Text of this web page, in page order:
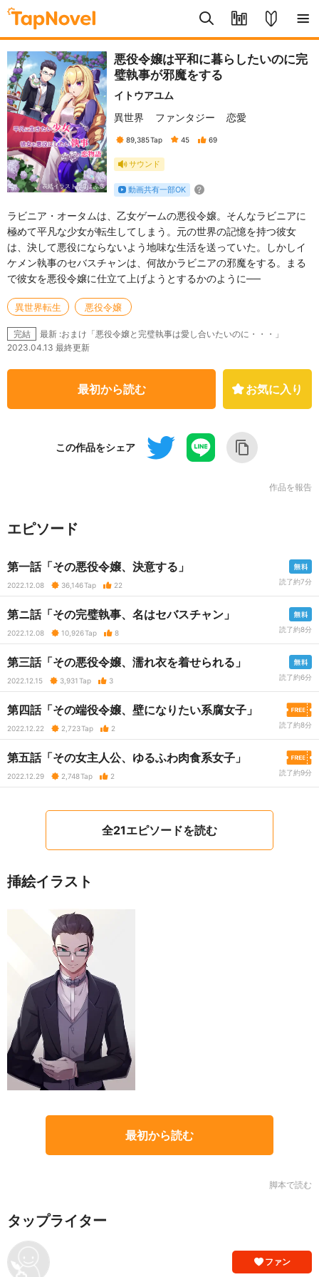
表紙イラスト：りょふ彦
悪役令嬢は平和に暮らしたいのに完
璧執事が邪魔をする
イトウアユム
異世界
ファンタジー 恋愛
89,385Tap 45 69
サウンド
動画共有一部OK
ラビニア・オータムは、乙女ゲームの悪役令嬢。そんなラビニアに
極めて平凡な少女が転生してしまう。元の世界の記憶を持つ彼女
は、決して悪役にならないよう地味な生活を送っていた。しかしイ
ケメン執事のセバスチャンは、何故かラビニアの邪魔をする。まる
で彼女を悪役令嬢に仕立て上げようとするかのように──
異世界転生 悪役令嬢
完結
最新 :おまけ「悪役令嬢と完璧執事は愛し合いたいのに・・・」
2023.04.13 最終更新
最初から読む お気に入り
この作品をシェア
作品を報告
エピソード
第一話「その悪役令嬢、決意する」
2022.12.08 36,146Tap 22 読了約7分
第ニ話「その完璧執事、名はセバスチャン」
2022.12.08 10,926Tap 8 読了約8分
第三話「その悪役令嬢、濡れ衣を着せられる」
2022.12.15 3,931Tap 3 読了約6分
第四話「その端役令嬢、壁になりたい系腐女子」
2022.12.22 2,723Tap 2 読了約8分
第五話「その女主人公、ゆるふわ肉食系女子」
2022.12.29 2,748Tap 2 読了約9分
全21エピソードを読む
挿絵イラスト
最初から読む
脚本で読む
タップライター
ファン